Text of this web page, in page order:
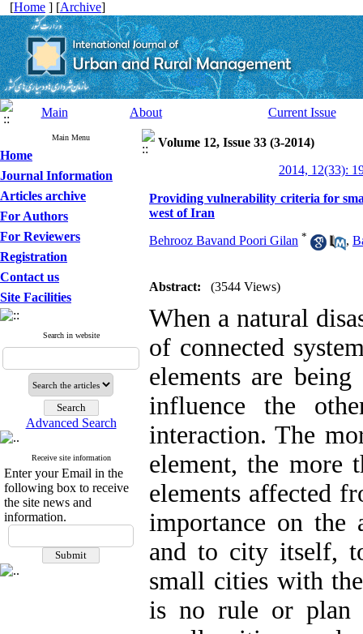
[Home ] [Archive]
Main About Current Issue
Main Menu
Home
Journal Information
Articles archive
For Authors
For Reviewers
Registration
Contact us
Site Facilities
Search in website
Advanced Search
Receive site information
Enter your Email in the
following box to receive
the site news and
information.
Volume 12, Issue 33 (3-2014)
2014, 12(33):
Providing vulnerability criteria for
west of Iran
Behrooz Bavand Poori Gilan * ,
Abstract: (3544 Views)
When a natural
of connected
elements are
influence the
interaction. The
element, the more
elements affected
importance on the
and to city itself,
small cities with
is no rule or plan